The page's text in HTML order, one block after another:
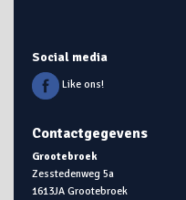
Social media
Like ons!
Contactgegevens
Grootebroek
Zesstedenweg 5a
1613JA Grootebroek